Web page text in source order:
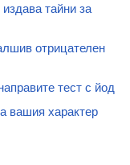
тайни за
отрицателен
тест с йод
вашия характер